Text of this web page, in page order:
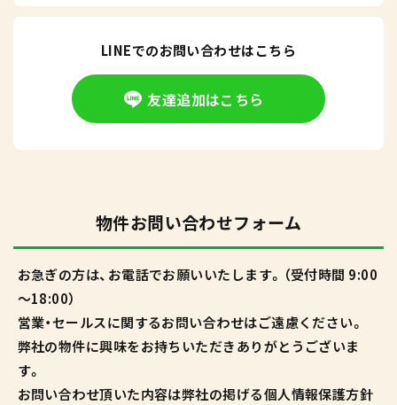
LINEでのお問い合わせはこちら
友達追加はこちら
物件お問い合わせフォーム
お急ぎの方は、お電話でお願いいたします。（受付時間 9:00
～18:00）
営業・セールスに関するお問い合わせはご遠慮ください。
弊社の物件に興味をお持ちいただきありがとうございま
す。
お問い合わせ頂いた内容は弊社の掲げる個人情報保護方針